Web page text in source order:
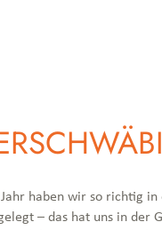
Jahr haben wir so richtig
– das hat uns in der